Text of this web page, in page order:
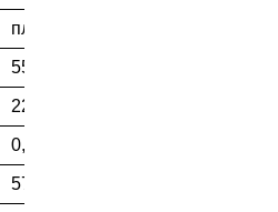
пластик
55м
220В
0,074
57л/мин.